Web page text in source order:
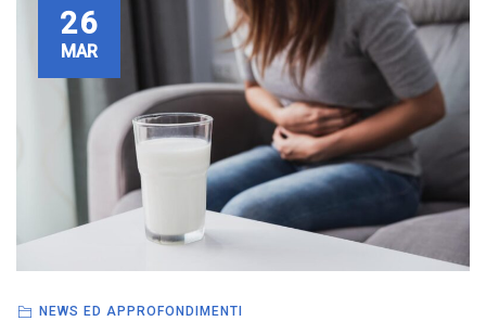
26
MAR
NEWS ED APPROFONDIMENTI